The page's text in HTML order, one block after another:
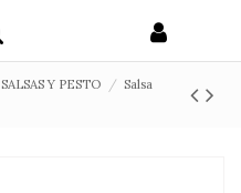
SALSAS Y PESTO
Salsa